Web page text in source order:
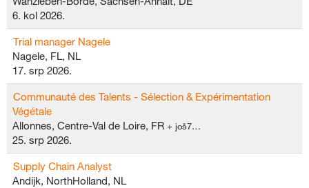
6. kol 2026.
Trial manager Nagele
Nagele, FL, NL
17. srp 2026.
Communauté des Talents - Sélection & Expérimentation
Végétale
Allonnes, Centre-Val de Loire, FR + još7…
25. srp 2026.
Supply Chain Analyst
Andijk, NorthHolland, NL